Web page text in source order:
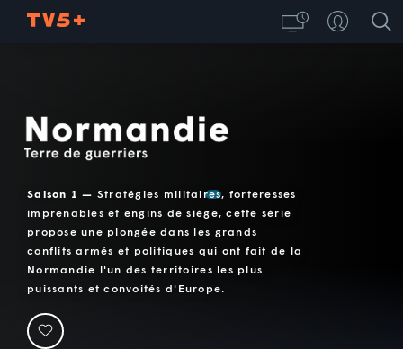
Saison 1 — Stratégies militaires, forteresses
imprenables et engins de siège, cette série
propose une plongée dans les grands
conflits armés et politiques qui ont fait de la
Normandie l'un des territoires les plus
puissants et convoités d'Europe.